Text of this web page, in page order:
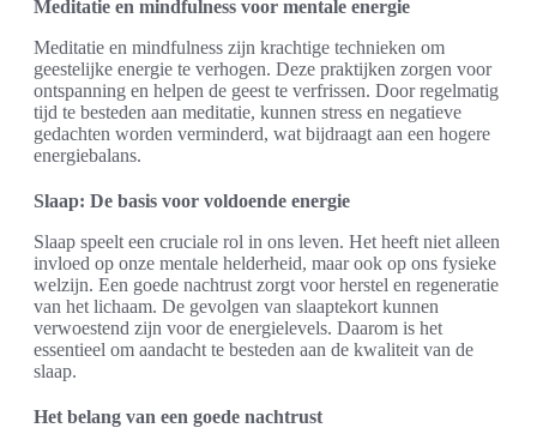
Meditatie en mindfulness voor mentale energie
Meditatie en mindfulness zijn krachtige technieken om
geestelijke energie te verhogen. Deze praktijken zorgen voor
ontspanning en helpen de geest te verfrissen. Door regelmatig
tijd te besteden aan meditatie, kunnen stress en negatieve
gedachten worden verminderd, wat bijdraagt aan een hogere
energiebalans.
Slaap: De basis voor voldoende energie
Slaap speelt een cruciale rol in ons leven. Het heeft niet alleen
invloed op onze mentale helderheid, maar ook op ons fysieke
welzijn. Een goede nachtrust zorgt voor herstel en regeneratie
van het lichaam. De gevolgen van slaaptekort kunnen
verwoestend zijn voor de energielevels. Daarom is het
essentieel om aandacht te besteden aan de kwaliteit van de
slaap.
Het belang van een goede nachtrust